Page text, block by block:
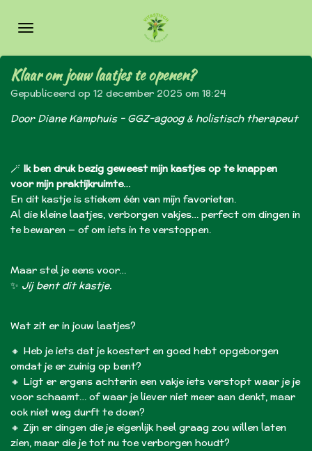
direct
hoofdinhoud
Klaar om jouw laatjes te openen?
Gepubliceerd op 12 december 2025 om 18:24
Door Diane Kamphuis – GGZ-agoog & holistisch therapeut
🪄 Ik ben druk bezig geweest mijn kastjes op te knappen
voor mijn praktijkruimte…
En dit kastje is stiekem één van mijn favorieten.
Al die kleine laatjes, verborgen vakjes… perfect om dingen in
te bewaren — of om iets in te verstoppen.
Maar stel je eens voor…
✨ Jíj bent dit kastje.
Wat zit er in jouw laatjes?
🔸 Heb je iets dat je koestert en goed hebt opgeborgen
omdat je er zuinig op bent?
🔸 Ligt er ergens achterin een vakje iets verstopt waar je je
voor schaamt… of waar je liever niet meer aan denkt, maar
ook niet weg durft te doen?
🔸 Zijn er dingen die je eigenlijk heel graag zou willen laten
zien, maar die je tot nu toe verborgen houdt?